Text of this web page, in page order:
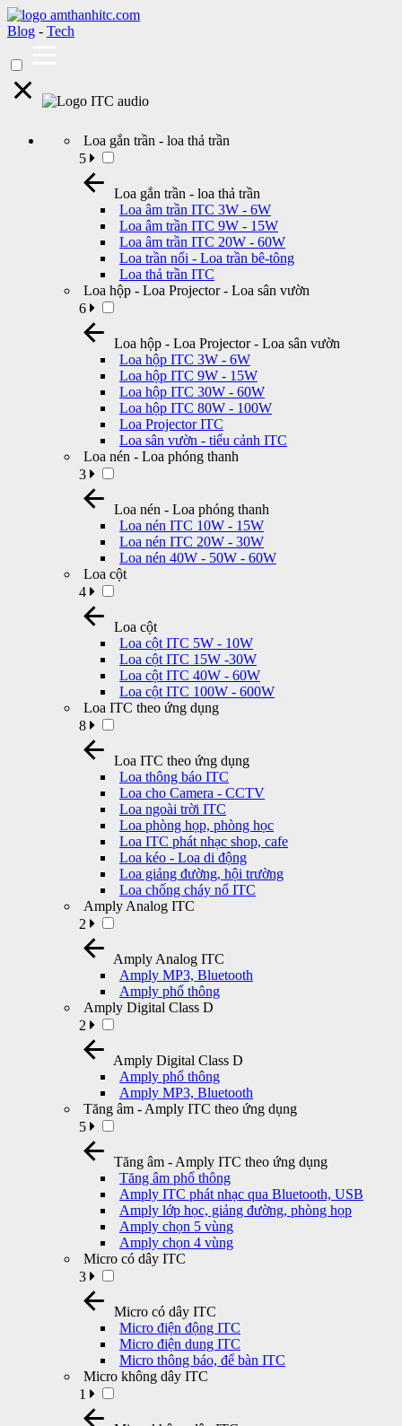
Blog - Tech
Loa gắn trần - loa thả trần
5
Loa gắn trần - loa thả trần
Loa âm trần ITC 3W - 6W
Loa âm trần ITC 9W - 15W
Loa âm trần ITC 20W - 60W
Loa trần nổi - Loa trần bê-tông
Loa thả trần ITC
Loa hộp - Loa Projector - Loa sân vườn
6
Loa hộp - Loa Projector - Loa sân vườn
Loa hộp ITC 3W - 6W
Loa hộp ITC 9W - 15W
Loa hộp ITC 30W - 60W
Loa hộp ITC 80W - 100W
Loa Projector ITC
Loa sân vườn - tiểu cảnh ITC
Loa nén - Loa phóng thanh
3
Loa nén - Loa phóng thanh
Loa nén ITC 10W - 15W
Loa nén ITC 20W - 30W
Loa nén 40W - 50W - 60W
Loa cột
4
Loa cột
Loa cột ITC 5W - 10W
Loa cột ITC 15W -30W
Loa cột ITC 40W - 60W
Loa cột ITC 100W - 600W
Loa ITC theo ứng dụng
8
Loa ITC theo ứng dụng
Loa thông báo ITC
Loa cho Camera - CCTV
Loa ngoài trời ITC
Loa phòng họp, phòng học
Loa ITC phát nhạc shop, cafe
Loa kéo - Loa di động
Loa giảng đường, hội trường
Loa chống cháy nổ ITC
Amply Analog ITC
2
Amply Analog ITC
Amply MP3, Bluetooth
Amply phổ thông
Amply Digital Class D
2
Amply Digital Class D
Amply phổ thông
Amply MP3, Bluetooth
Tăng âm - Amply ITC theo ứng dụng
5
Tăng âm - Amply ITC theo ứng dụng
Tăng âm phổ thông
Amply ITC phát nhạc qua Bluetooth, USB
Amply lớp học, giảng đường, phòng họp
Amply chọn 5 vùng
Amply chọn 4 vùng
Micro có dây ITC
3
Micro có dây ITC
Micro điện động ITC
Micro điện dung ITC
Micro thông báo, để bàn ITC
Micro không dây ITC
1